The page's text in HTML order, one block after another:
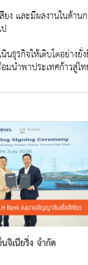
ง และมีผลงานในด้
รกิจให้เติบโตอย่า
นำพาประเทศก้าวสู่ไ
จิเนียริ่ง จำกัด